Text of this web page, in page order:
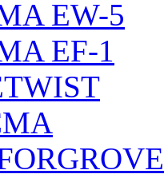
EW-5
EF-1